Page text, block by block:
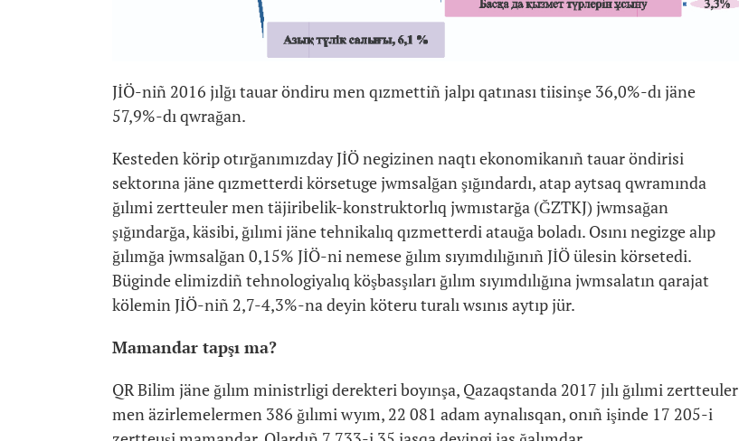
JİÖ-niñ 2016 jılğı tauar öndiru men qızmettiñ jalpı qatınası tiisinşe 36,0%-dı jäne
57,9%-dı qwrağan.
Kesteden körip otırğanımızday JİÖ negizinen naqtı ekonomikanıñ tauar öndirisi
sektorına jäne qızmetterdi körsetuge jwmsalğan şığındardı, atap aytsaq qwramında
ğılımi zertteuler men täjiribelik-konstruktorlıq jwmıstarğa (ĞZTKJ) jwmsağan
şığındarğa, käsibi, ğılımi jäne tehnikalıq qızmetterdi atauğa boladı. Osını negizge alıp
ğılımğa jwmsalğan 0,15% JİÖ-ni nemese ğılım sıyımdılığınıñ JİÖ ülesin körsetedi.
Büginde elimizdiñ tehnologiyalıq köşbasşıları ğılım sıyımdılığına jwmsalatın qarajat
kölemin JİÖ-niñ 2,7-4,3%-na deyin köteru turalı wsınıs aytıp jür.
Mamandar tapşı ma?
QR Bilim jäne ğılım ministrligi derekteri boyınşa, Qazaqstanda 2017 jılı ğılımi zertteuler
men äzirlemelermen 386 ğılımi wyım, 22 081 adam aynalısqan, onıñ işinde 17 205-i